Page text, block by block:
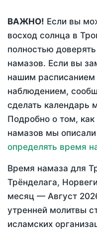
ВАЖНО! Если вы
восход солнца в
полностью
намазов. Если вы
нашим
наблюдением,
сделать календарь
Подробно о том,
намазов мы
определять время
Время намаза для
Трёнделага,
месяц — Август
утренней молитвы
исламских